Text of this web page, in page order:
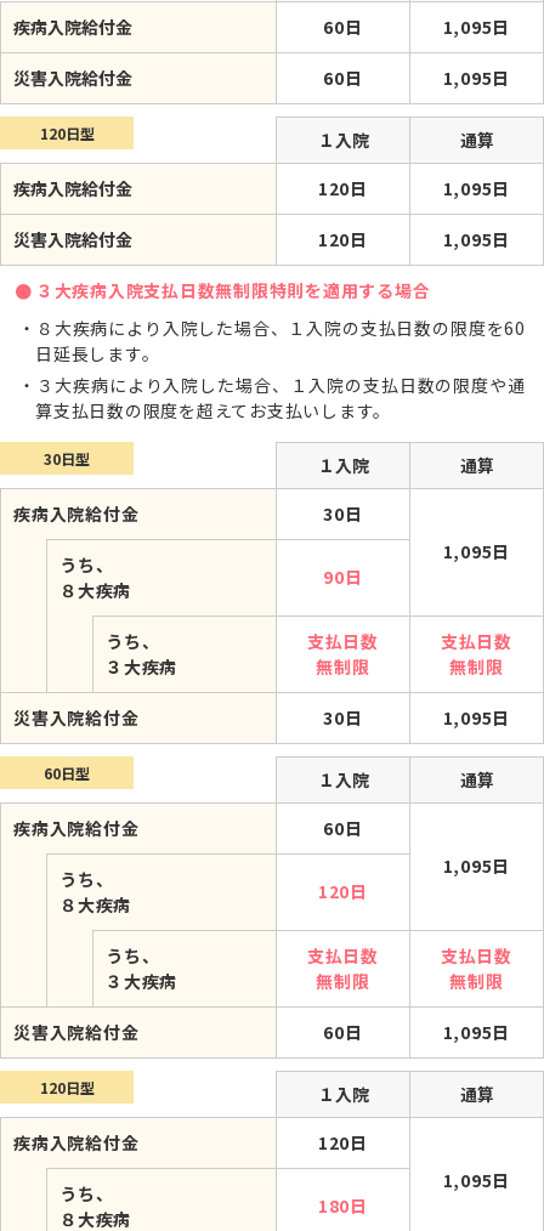
疾病入院給付金 60日 1,095日
災害入院給付金 60日 1,095日
120日型 １入院
通算
疾病入院給付金
120日 1,095日
災害入院給付金 120日 1,095日
３大疾病入院支払日数無制限特則を適用する場合
８大疾病により入院した場合、１入院の支払日数の限度を60
日延長します。
３大疾病により入院した場合、１入院の支払日数の限度や通
算支払日数の限度を超えてお支払いします。
30日型 １入院
通算
疾病入院給付金
30日
1,095日
うち、
８大疾病
90日
うち、
３大疾病
支払日数
無制限
支払日数
無制限
災害入院給付金 30日 1,095日
60日型 １入院
通算
疾病入院給付金
60日
1,095日
うち、
８大疾病
120日
うち、
３大疾病
支払日数
無制限
支払日数
無制限
災害入院給付金 60日 1,095日
120日型 １入院
通算
疾病入院給付金
120日
1,095日
うち、
８大疾病
180日